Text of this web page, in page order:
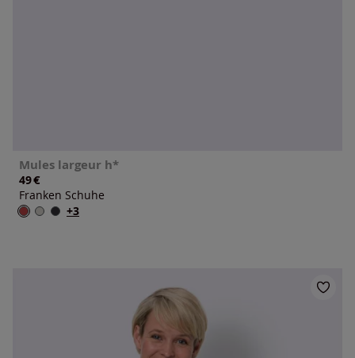
Mules largeur h*
49€
Franken Schuhe
+3